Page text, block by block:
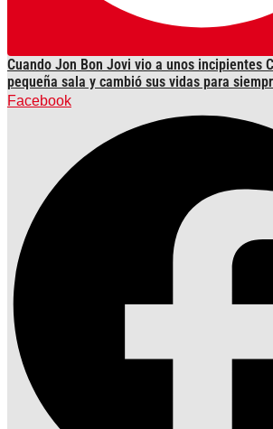
Cuando Jon Bon Jovi vio a unos incipientes
pequeña sala y cambió sus vidas para
Facebook